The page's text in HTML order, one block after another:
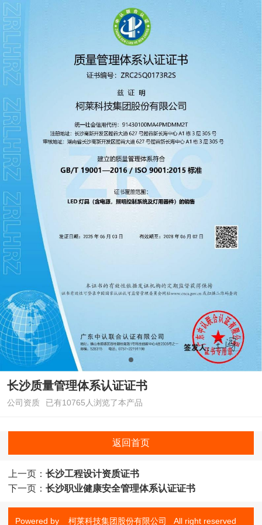
长沙质量管理体系认证证书
公司资质 已有10765人浏览了本产品
返回首页
上一页： 长沙工程设计资质证书
下一页： 长沙职业健康安全管理体系认证证书
Powered by 柯莱科技集团股份有限公司 All right reserved